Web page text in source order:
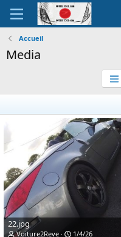
Accueil
Media
22.jpg
Voiture2Reve
1/4/26